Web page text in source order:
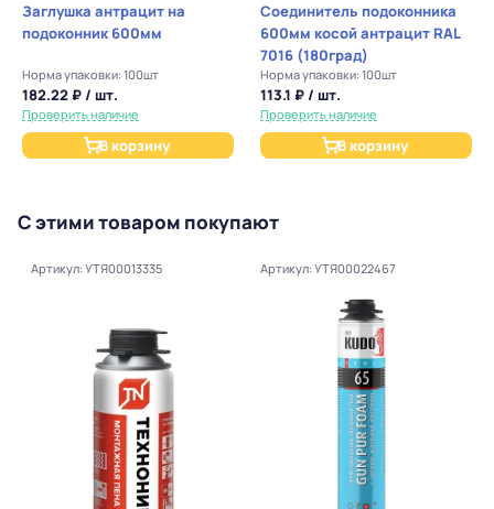
Заглушка антрацит на
подоконник 600мм
Норма упаковки: 100шт
182.22 ₽ / шт.
Проверить наличие
В корзину
Соединитель подоконника
600мм косой антрацит RAL
7016 (180град)
Норма упаковки: 100шт
113.1 ₽ / шт.
Проверить наличие
В корзину
С этими товаром покупают
Артикул: УТЯ00013335 Артикул: УТЯ00022467